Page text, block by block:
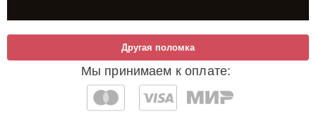
Мы принимаем к оплате:
Другая поломка